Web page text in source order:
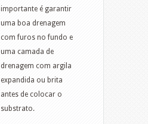
importante é garantir
uma boa drenagem
com furos no fundo e
uma camada de
drenagem com argila
expandida ou brita
antes de colocar o
substrato.